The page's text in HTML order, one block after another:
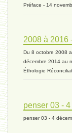
univers 11 - 28
Préface - 14
2008 à 2016
Du 8 octobre 2008
décembre 2014 au
Éthologie
penser 03 -
penser 03 - 4